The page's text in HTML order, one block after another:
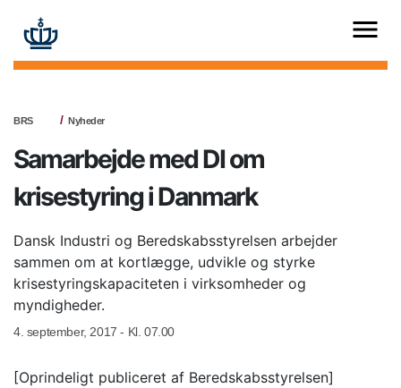
BRS Nyheder
Samarbejde med DI om
krisestyring i Danmark
Dansk Industri og Beredskabsstyrelsen arbejder
sammen om at kortlægge, udvikle og styrke
krisestyringskapaciteten i virksomheder og
myndigheder.
4. september, 2017 - Kl. 07.00
[Oprindeligt publiceret af Beredskabsstyrelsen]